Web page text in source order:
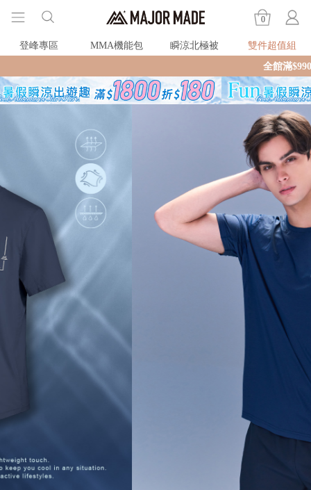
0
登峰專區 MMA機能包 瞬涼北極被
雙件超值組
全館滿$990即享免運🛒現貨商品2個